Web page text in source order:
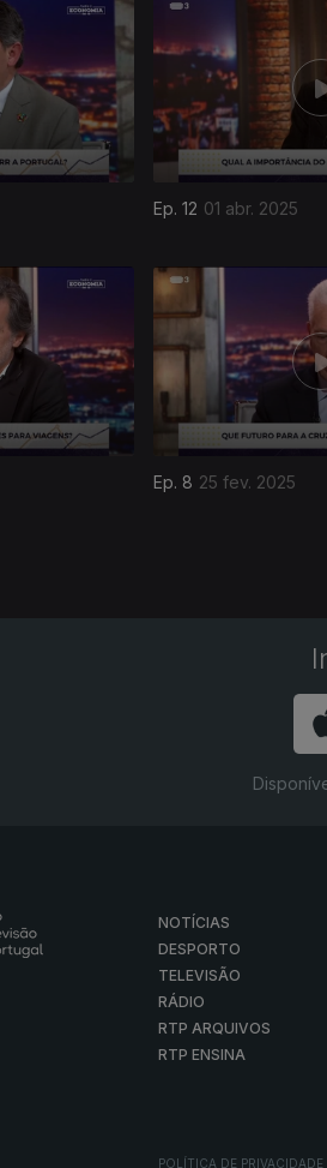
Ep. 12 01 abr. 2025
Ep. 8 25 fev. 2025
NOTÍCIAS
DESPORTO
TELEVISÃO
RÁDIO
RTP ARQUIVOS
RTP ENSINA
POLÍTICA DE PRIVACIDADE